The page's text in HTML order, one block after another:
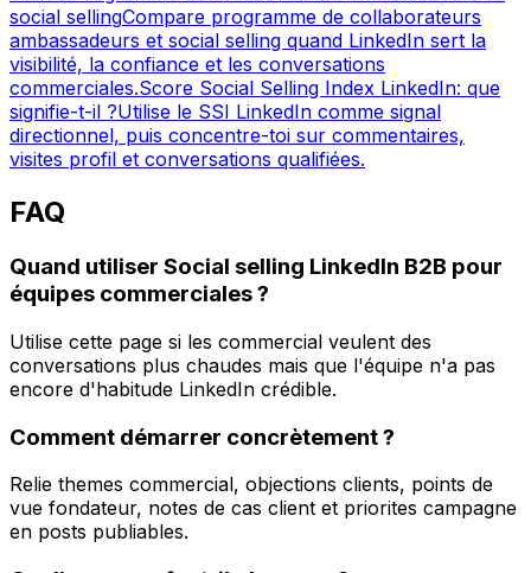
social sellingCompare programme de collaborateurs
ambassadeurs et social selling quand LinkedIn sert la
visibilité, la confiance et les conversations
commerciales.Score Social Selling Index LinkedIn: que
signifie-t-il ?Utilise le SSI LinkedIn comme signal
directionnel, puis concentre-toi sur commentaires,
visites profil et conversations qualifiées.
FAQ
Quand utiliser Social selling LinkedIn B2B pour
équipes commerciales ?
Utilise cette page si les commercial veulent des
conversations plus chaudes mais que l'équipe n'a pas
encore d'habitude LinkedIn crédible.
Comment démarrer concrètement ?
Relie themes commercial, objections clients, points de
vue fondateur, notes de cas client et priorites campagne
en posts publiables.